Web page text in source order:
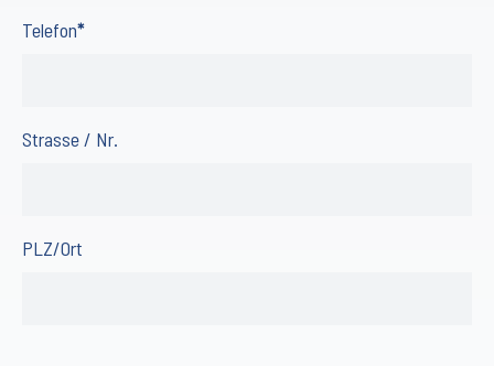
Telefon*
Strasse / Nr.
PLZ/Ort